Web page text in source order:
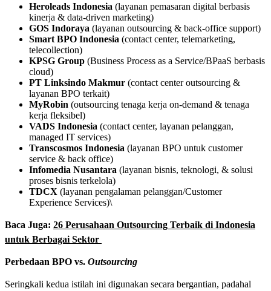
Heroleads Indonesia (layanan pemasaran digital berbasis
kinerja & data-driven marketing)
GOS Indoraya (layanan outsourcing & back-office support)
Smart BPO Indonesia (contact center, telemarketing,
telecollection)
KPSG Group (Business Process as a Service/BPaaS berbasis
cloud)
PT Linksindo Makmur (contact center outsourcing &
layanan BPO terkait)
MyRobin (outsourcing tenaga kerja on-demand & tenaga
kerja fleksibel)
VADS Indonesia (contact center, layanan pelanggan,
managed IT services)
Transcosmos Indonesia (layanan BPO untuk customer
service & back office)
Infomedia Nusantara (layanan bisnis, teknologi, & solusi
proses bisnis terkelola)
TDCX (layanan pengalaman pelanggan/Customer
Experience Services)\
Baca Juga: 26 Perusahaan Outsourcing Terbaik di Indonesia
untuk Berbagai Sektor
Perbedaan BPO vs. Outsourcing
Seringkali kedua istilah ini digunakan secara bergantian, padahal